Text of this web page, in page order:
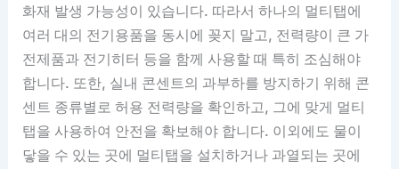
화재 발생 가능성이 있습니다. 따라서 하나의 멀티탭에
여러 대의 전기용품을 동시에 꽂지 말고, 전력량이 큰 가
전제품과 전기히터 등을 함께 사용할 때 특히 조심해야
합니다. 또한, 실내 콘센트의 과부하를 방지하기 위해 콘
센트 종류별로 허용 전력량을 확인하고, 그에 맞게 멀티
탭을 사용하여 안전을 확보해야 합니다. 이외에도 물이
닿을 수 있는 곳에 멀티탭을 설치하거나 과열되는 곳에